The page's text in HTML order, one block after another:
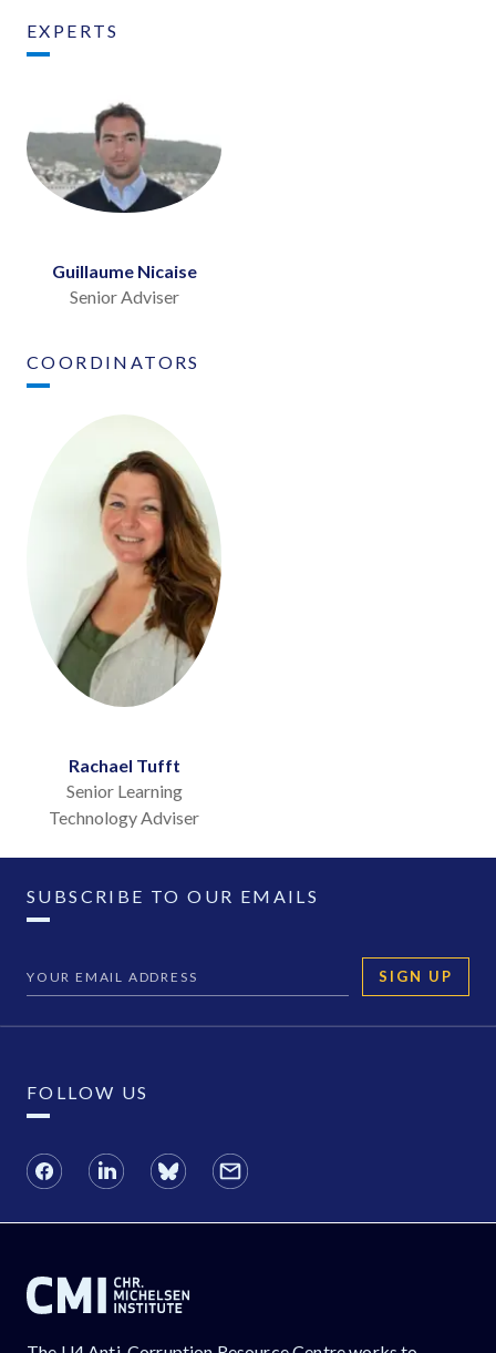
EXPERTS
Guillaume Nicaise
Senior Adviser
COORDINATORS
Rachael Tufft
Senior Learning
Technology Adviser
SUBSCRIBE TO OUR EMAILS
SIGN UP
FOLLOW US